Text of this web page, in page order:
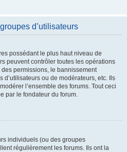
d’utilisateurs
possédant le plus haut niveau de
peuvent contrôler toutes les opérations
permissions, le bannissement
d’utilisateurs ou de modérateurs, etc. Ils
l’ensemble des forums. Tout ceci
par le fondateur du forum.
individuels (ou des groupes
régulièrement les forums. Ils ont la